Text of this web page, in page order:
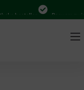
bestellen Bequem